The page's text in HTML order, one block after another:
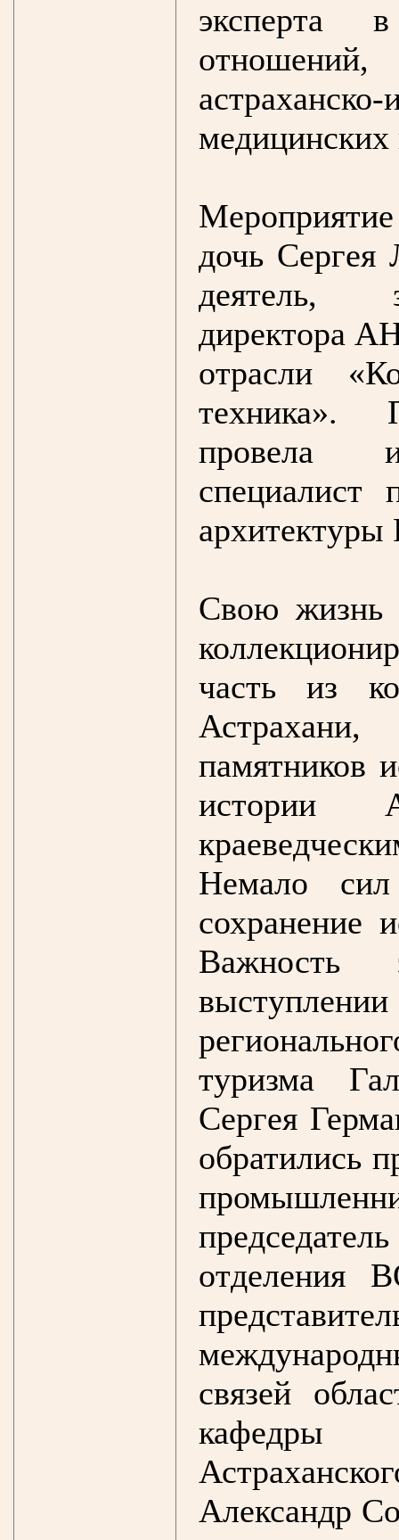
эксперта
медицинских
дочь Сергея
деятель,
директора
отрасли
техника».
провела
специалист
архитектуры
Свою жизнь
часть из
памятников
истории
Немало
сохранение
туризма
Сергея
обратились
отделения
связей
кафедры
Александр